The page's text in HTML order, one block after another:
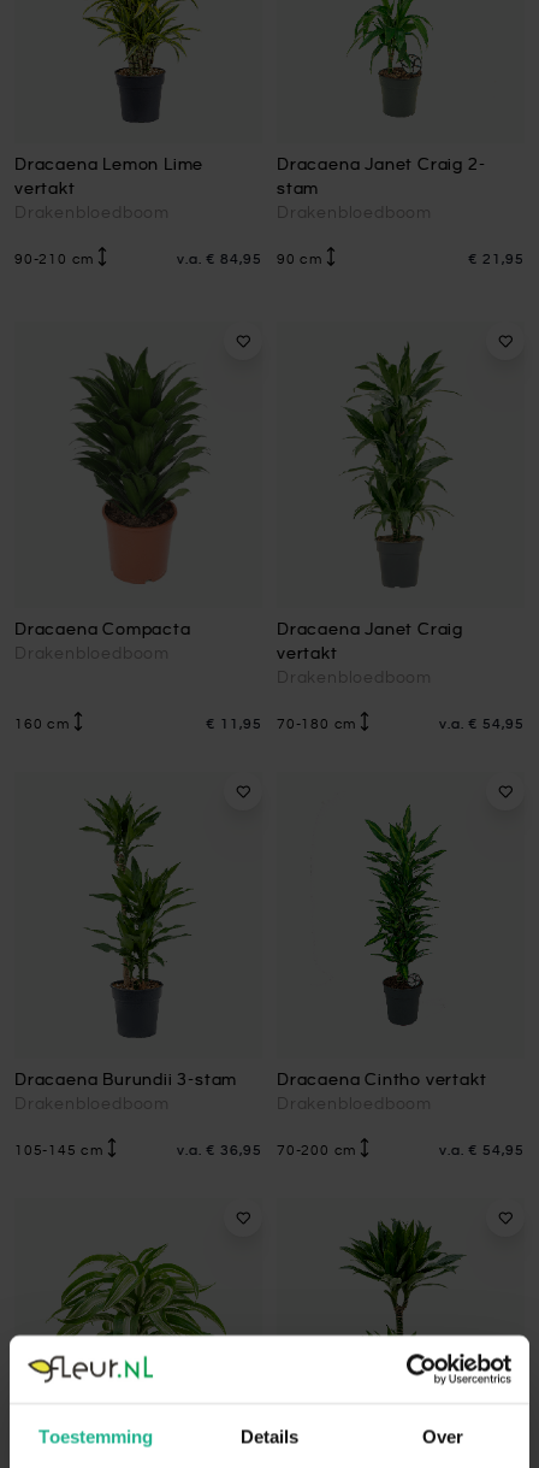
Toestemming Details Over
Dracaena Lemon Lime
vertakt
Drakenbloedboom
90-210 cm v.a. € 84,95
Dracaena Janet Craig 2-
stam
Drakenbloedboom
90 cm € 21,95
Dracaena Compacta
Drakenbloedboom
160 cm € 11,95
Dracaena Janet Craig
vertakt
Drakenbloedboom
70-180 cm v.a. € 54,95
Dracaena Burundii 3-stam
Drakenbloedboom
105-145 cm v.a. € 36,95
Dracaena Cintho vertakt
Drakenbloedboom
70-200 cm v.a. € 54,95